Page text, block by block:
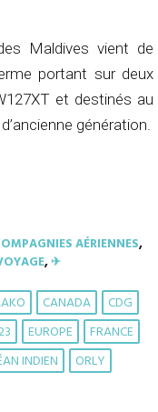
Maldives vient de
portant sur deux
et destinés au
génération.
AÉRIENNES,
,✈︎
CANADA
CDG
EUROPE
FRANCE
INDIEN
ORLY